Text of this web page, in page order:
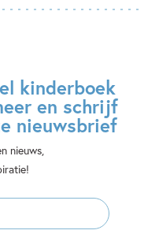
kinderboek
en schrijf
nieuwsbrief
nieuws,